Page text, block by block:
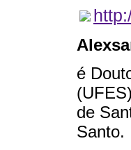
é
de
Santo.